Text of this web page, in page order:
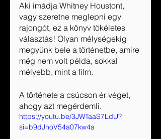
Aki imádja Whitney Houstont,
vagy szeretne meglepni egy
rajongót, ez a könyv tökéletes
választás! Olyan mélységekig
megyünk bele a történetbe, amire
még nem volt példa, sokkal
mélyebb, mint a film.
A története a csúcson ér véget,
ahogy azt megérdemli.
https://youtu.be/3JWTaaS7LdU?
si=b9dJhoV54a07kw4a